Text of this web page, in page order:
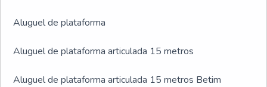
Aluguel de plataforma
Aluguel de plataforma articulada 15 metros
Aluguel de plataforma articulada 15 metros Betim